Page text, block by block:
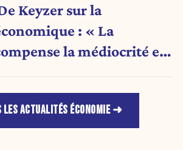
Keyzer sur la
: « La
la médiocrité et
LES ACTUALITÉS ÉCONOMIE